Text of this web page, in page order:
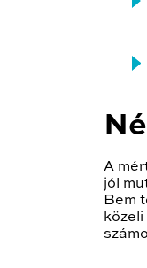
A
jól
Bem